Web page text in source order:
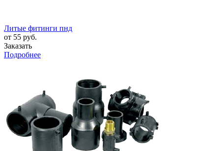
Литые фитинги пнд
от 55 руб.
Заказать
Подробнее